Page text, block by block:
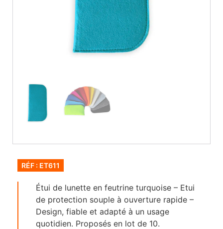
RÉF : ET611
Étui de lunette en feutrine turquoise – Etui
de protection souple à ouverture rapide –
Design, fiable et adapté à un usage
quotidien. Proposés en lot de 10.